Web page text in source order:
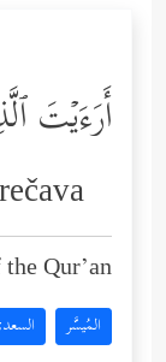
أَرَءَیۡتَ
Qur’an:
المُيسَّر